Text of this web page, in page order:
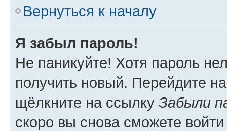
Вернуться к началу
Я забыл пароль!
Не паникуйте! Хотя пароль
получить новый. Перейдите
щёлкните на ссылку Забыли
скоро вы снова сможете